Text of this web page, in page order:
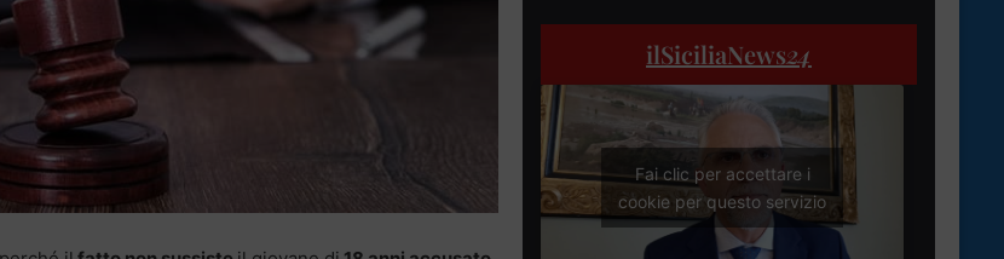
ilSiciliaNews24
Fai clic per accettare i
cookie per questo servizio